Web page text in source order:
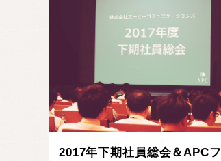
2017年下期社員総会＆APCフ